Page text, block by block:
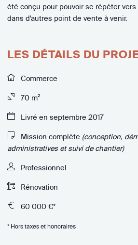
été conçu pour pouvoir se répéter
dans d'autres point de vente à venir.
LES DÉTAILS DU
Commerce
70 m²
Livré en septembre 2017
Mission complète (conception,
administratives et suivi de chantier)
Professionnel
Rénovation
60 000 €*
* Hors taxes et honoraires